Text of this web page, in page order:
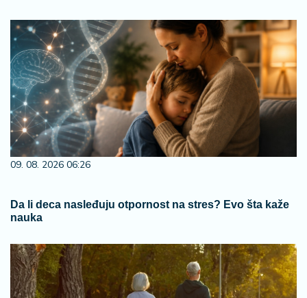
09. 08. 2026 06:26
Da li deca nasleđuju otpornost na stres? Evo šta kaže
nauka